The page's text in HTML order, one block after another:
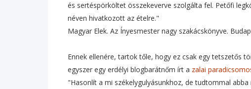
és sertéspörköltet összekeverve szolgálta fel. Petőfi
néven hivatkozott az ételre."
Magyar Elek. Az Ínyesmester nagy szakácskönyve.
Ennek ellenére, tartok tőle, hogy ez csak egy tetszetős
egyszer egy erdélyi blogbarátnőm írt a zalai
"Hasonlít a mi székelygulyásunkhoz, de tudtommal